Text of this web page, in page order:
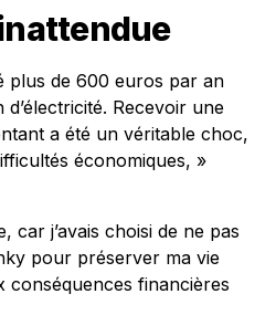
plus de 600 euros par an
Recevoir une
a été un véritable choc,
économiques, »
car j’avais choisi de ne pas
pour préserver ma vie
conséquences financières